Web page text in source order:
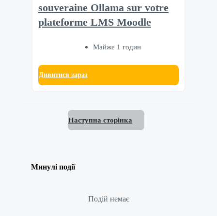
souveraine Ollama sur votre
plateforme LMS Moodle
Майже 1 годин
Дивитися зараз
Наступна сторінка
Минулі події
Подій немає